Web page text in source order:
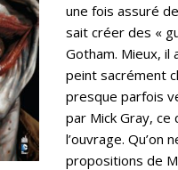
une fois assuré
sait créer des «
Gotham. Mieux, il
peint sacrément
presque parfois
par Mick Gray,
l’ouvrage.
propositions de